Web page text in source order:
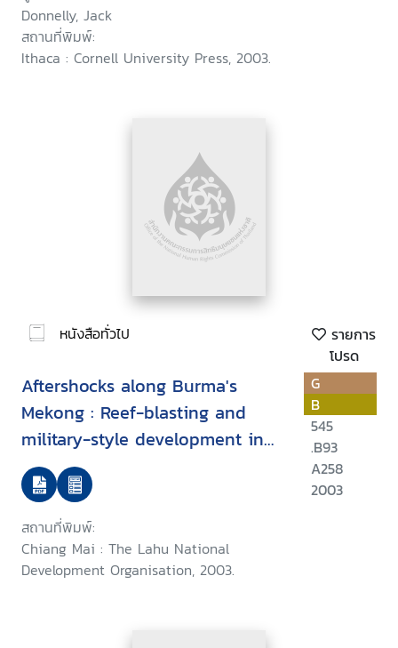
Donnelly, Jack
สถานที่พิมพ์:
Ithaca : Cornell University Press, 2003.
หนังสือทั่วไป
รายการ
โปรด
Aftershocks along Burma's
Mekong : Reef-blasting and
military-style development in
Eastern Shan State
สถานที่พิมพ์:
Chiang Mai : The Lahu National
Development Organisation, 2003.
G
B
545
.B93
A258
2003